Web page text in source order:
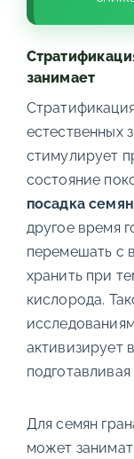
занимает
естественных
стимулирует
состояние
посадка семян
другое время
перемешать с
хранить при
кислорода.
активизирует
Для семян
может